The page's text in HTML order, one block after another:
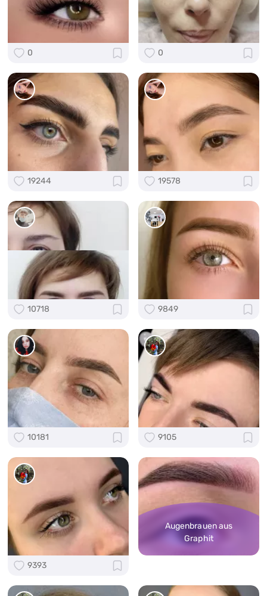
0 0
19244 19578
10718 9849
10181 9105
9393
Augenbrauen aus
Graphit